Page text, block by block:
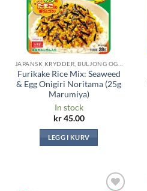
Furikake Rice Mix: Seaweed
& Egg Onigiri Noritama (25g
Marumiya)
In stock
kr45.00
LEGG I KURV